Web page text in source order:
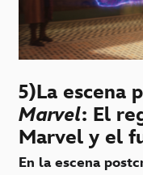
5)La escena
Marvel: El
Marvel y el
En la escena